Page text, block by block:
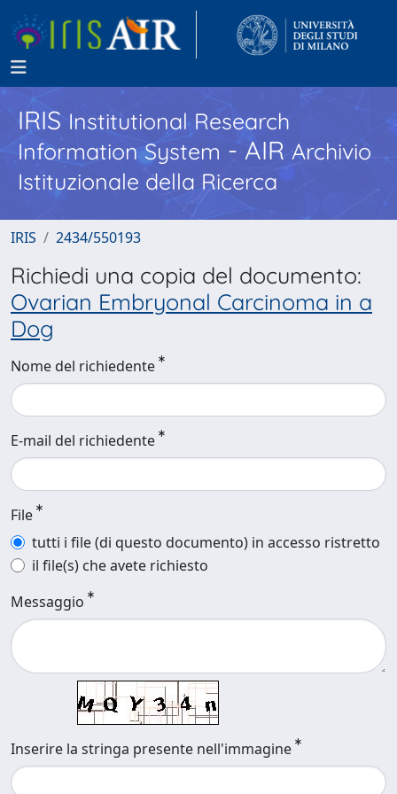
IRISInstitutional Research
Information System - AIR Archivio
Istituzionale della Ricerca
IRIS 2434/550193
Richiedi una copia del documento:
Ovarian Embryonal Carcinoma in a
Dog
Nome del richiedente
E-mail del richiedente
File
tutti i file (di questo documento) in accesso ristretto
il file(s) che avete richiesto
Messaggio
Inserire la stringa presente nell'immagine